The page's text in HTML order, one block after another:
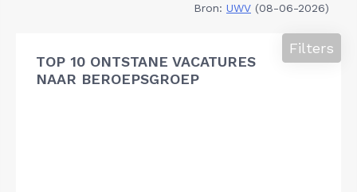
Bron: UWV (08-06-2026)
TOP 10 ONTSTANE VACATURES
NAAR BEROEPSGROEP
Filters